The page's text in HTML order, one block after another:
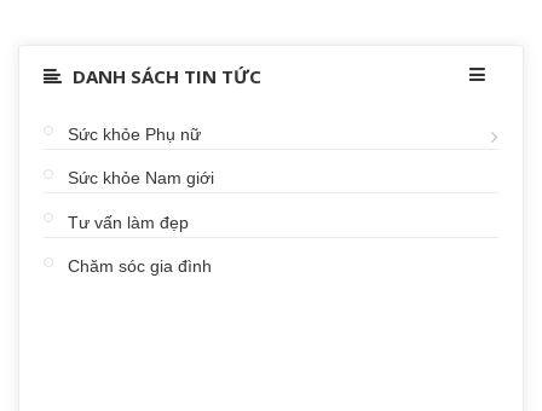
DANH SÁCH TIN TỨC
Sức khỏe Phụ nữ
Sức khỏe Nam giới
Tư vấn làm đẹp
Chăm sóc gia đình